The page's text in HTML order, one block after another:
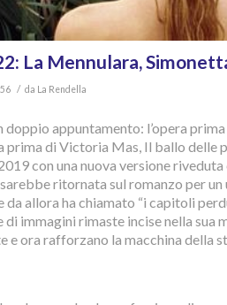
La Mennulara,
/ da La Rendella
doppio appuntamento: l’opera
prima di Victoria Mas, Il ballo delle
con una nuova versione
ritornata sul romanzo per
da allora ha chiamato “i capitoli
immagini rimaste incise nella sua
e ora rafforzano la macchina della